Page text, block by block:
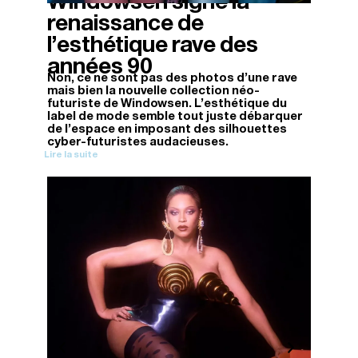
renaissance de
l’esthétique rave des
années 90
Non, ce ne sont pas des photos d’une rave
mais bien la nouvelle collection néo-
futuriste de Windowsen. L’esthétique du
label de mode semble tout juste débarquer
de l’espace en imposant des silhouettes
cyber-futuristes audacieuses.
Lire la suite